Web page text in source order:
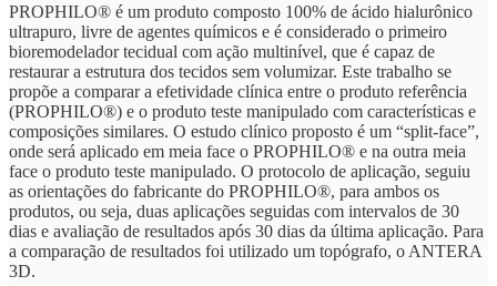
PROPHILO®️ é um produto composto 100% de ácido hialurônico
ultrapuro, livre de agentes químicos e é considerado o primeiro
bioremodelador tecidual com ação multinível, que é capaz de
restaurar a estrutura dos tecidos sem volumizar. Este trabalho se
propõe a comparar a efetividade clínica entre o produto referência
(PROPHILO®️) e o produto teste manipulado com características e
composições similares. O estudo clínico proposto é um “split-face”,
onde será aplicado em meia face o PROPHILO®️ e na outra meia
face o produto teste manipulado. O protocolo de aplicação, seguiu
as orientações do fabricante do PROPHILO®️, para ambos os
produtos, ou seja, duas aplicações seguidas com intervalos de 30
dias e avaliação de resultados após 30 dias da última aplicação. Para
a comparação de resultados foi utilizado um topógrafo, o ANTERA
3D.